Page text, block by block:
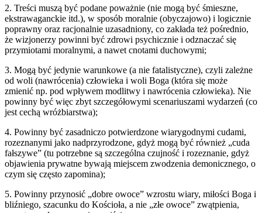
2. Treści muszą być podane poważnie (nie mogą być śmieszne,
ekstrawaganckie itd.), w sposób moralnie (obyczajowo) i logicznie
poprawny oraz racjonalnie uzasadniony, co zakłada też pośrednio,
że wizjonerzy powinni być zdrowi psychicznie i odznaczać się
przymiotami moralnymi, a nawet cnotami duchowymi;
3. Mogą być jedynie warunkowe (a nie fatalistyczne), czyli zależne
od woli (nawrócenia) człowieka i woli Boga (która się może
zmienić np. pod wpływem modlitwy i nawrócenia człowieka). Nie
powinny być więc zbyt szczegółowymi scenariuszami wydarzeń (co
jest cechą wróżbiarstwa);
4. Powinny być zasadniczo potwierdzone wiarygodnymi cudami,
rozeznanymi jako nadprzyrodzone, gdyż mogą być również „cuda
fałszywe” (tu potrzebne są szczególna czujność i rozeznanie, gdyż
objawienia prywatne bywają miejscem zwodzenia demonicznego, o
czym się często zapomina);
5. Powinny przynosić „dobre owoce” wzrostu wiary, miłości Boga i
bliźniego, szacunku do Kościoła, a nie „złe owoce” zwątpienia,